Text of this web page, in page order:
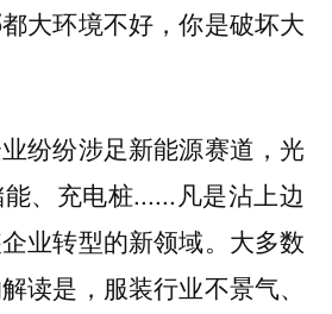
大环境不好，你是破坏大
纷纷涉足新能源赛道，光
、充电桩......凡是沾上边
业转型的新领域。大多数
读是，服装行业不景气、